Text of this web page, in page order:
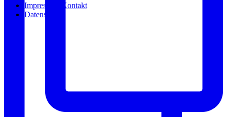
Impressum/Kontakt
Datenschutz